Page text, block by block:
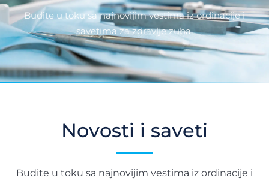
Budite u toku sa najnovijim vestima iz ordinacije i
savetima za zdravlje zuba.
Novosti i saveti
Budite u toku sa najnovijim vestima iz ordinacije i